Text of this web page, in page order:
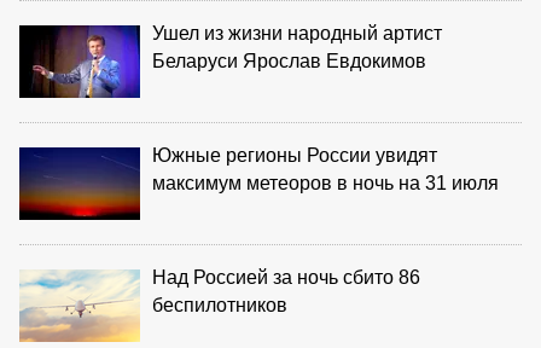
Ушел из жизни народный артист
Беларуси Ярослав Евдокимов
Южные регионы России увидят
максимум метеоров в ночь на 31 июля
Над Россией за ночь сбито 86
беспилотников